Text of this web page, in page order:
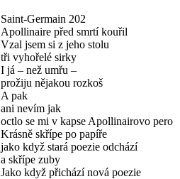
Saint-Germain 202
Apollinaire před smrtí kouřil
Vzal jsem si z jeho stolu
tři vyhořelé sirky
I já – než umřu –
prožiju nějakou rozkoš
A pak
ani nevím jak
octlo se mi v kapse Apollinairovo pero
Krásně skřípe po papíře
jako když stará poezie odchází
a skřípe zuby
Jako když přichází nová poezie